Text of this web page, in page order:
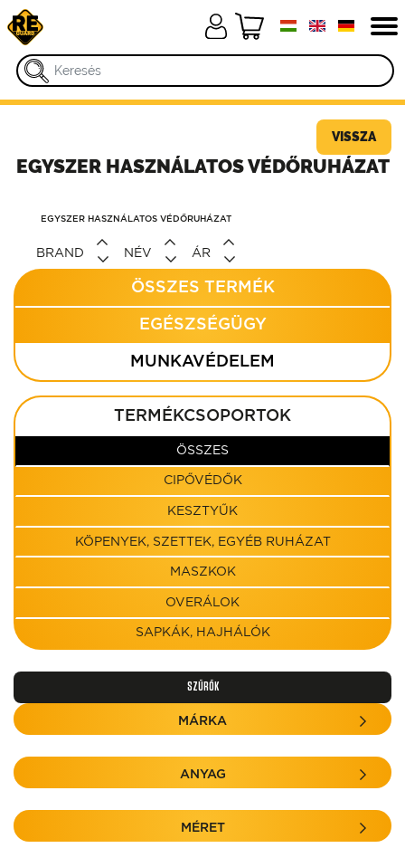
VISSZA
EGYSZER HASZNÁLATOS VÉDŐRUHÁZAT
EGYSZER HASZNÁLATOS VÉDŐRUHÁZAT
BRAND NÉV ÁR
ÖSSZES TERMÉK
EGÉSZSÉGÜGY
MUNKAVÉDELEM
TERMÉKCSOPORTOK
ÖSSZES
CIPŐVÉDŐK
KESZTYŰK
KÖPENYEK, SZETTEK, EGYÉB RUHÁZAT
MASZKOK
OVERÁLOK
SAPKÁK, HAJHÁLÓK
SZŰRŐK
MÁRKA
ANYAG
MÉRET